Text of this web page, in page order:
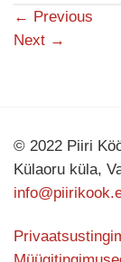
← Previous
Next →
© 2022 Piiri
Külaoru küla,